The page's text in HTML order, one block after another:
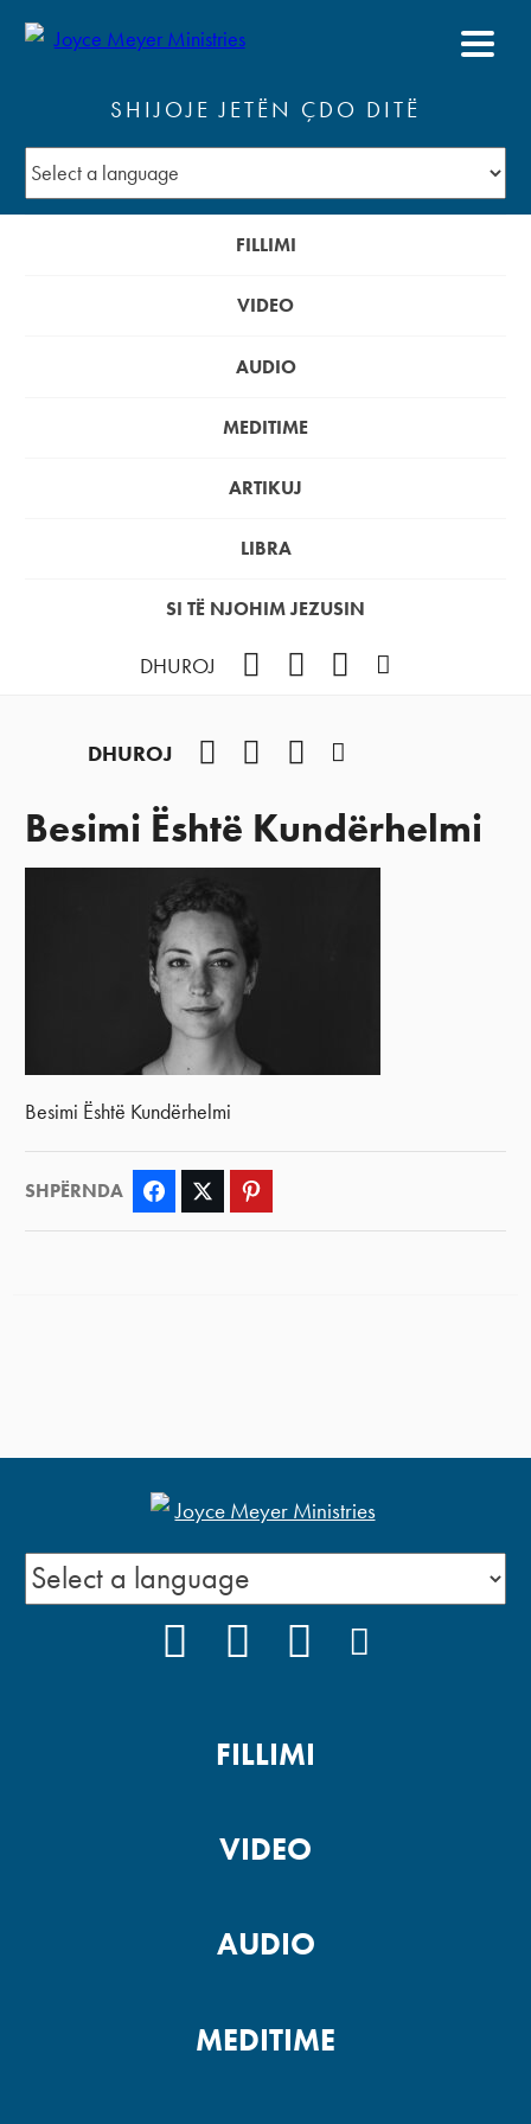
SHIJOJE JETËN ÇDO DITË
FILLIMI
VIDEO
AUDIO
MEDITIME
ARTIKUJ
LIBRA
SI TË NJOHIM JEZUSIN
DHUROJ Instagram
DHUROJ YouTubeInstagram
Besimi Është Kundërhelmi
Besimi Është Kundërhelmi
SHPËRNDA Facebook Twitter
YOUTUBEINSTAGRAM
FILLIMI
VIDEO
AUDIO
MEDITIME